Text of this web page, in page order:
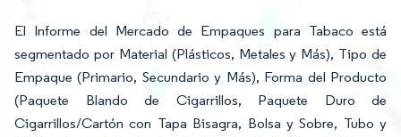
El Informe del Mercado de Empaques para Tabaco está
segmentado por Material (Plásticos, Metales y Más), Tipo de
Empaque (Primario, Secundario y Más), Forma del Producto
(Paquete Blando de Cigarrillos, Paquete Duro de
Cigarrillos/Cartón con Tapa Bisagra, Bolsa y Sobre, Tubo y